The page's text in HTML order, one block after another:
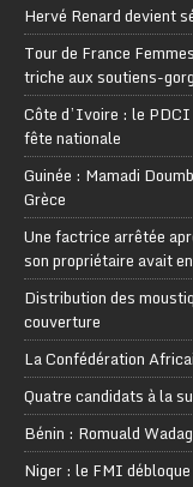
Hervé Renard devient
Tour de France
triche aux soutiens-
Côte d’Ivoire : le
fête nationale
Guinée : Mamadi
Grèce
Une factrice arrêtée
son propriétaire avait
Distribution des
couverture
La Confédération
Quatre candidats à la
Bénin : Romuald
Niger : le FMI